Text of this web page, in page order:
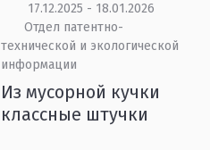
17.12.2025 - 18.01.2026
Отдел патентно-
технической и экологической
информации
Из мусорной кучки
классные штучки